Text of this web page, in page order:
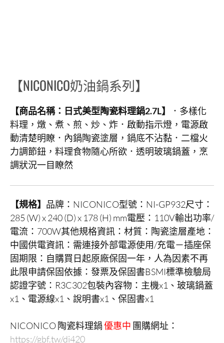
【NICONICO奶油鍋系列】
【商品名稱：日式美型陶瓷料理鍋2.7L】
．多樣化
料理，燉、煮、煎、炒、炸．啟動指示燈，電源啟
動清楚明瞭．內鍋陶瓷塗層，鍋底不沾黏．二檔火
力調節鈕，料理食物隨心所欲．透明玻璃鍋蓋，烹
調狀況一目瞭然
【規格】 品牌：NICONICO型號：NI-GP932尺寸：
285 (W) x 240 (D) x 178 (H) mm電壓：110V輸出功率/
電流：700W其他規格資訊：材質：陶瓷塗層產地：
中國供電資訊：需連接外部電源使用/充電－插座保
固期限：自購買日起原廠保固一年，人為因素不再
此限申請保固依據：發票及保固書BSMI標準檢驗局
認證字號：R3C302包裝內容物：主機x1、玻璃鍋蓋
x1、電源線x1、說明書x1、保固書x1
NICONICO 陶瓷料理鍋優惠中 團購網址：
https://gbf.tw/di420